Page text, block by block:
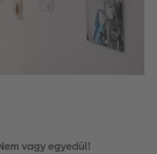
vagy egyedül!